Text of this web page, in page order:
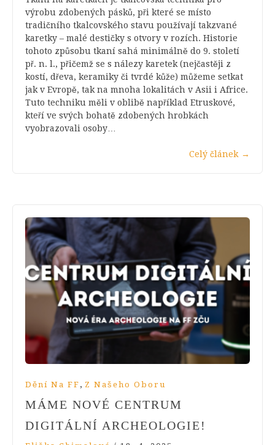
výrobu zdobených pásků, při které se místo
tradičního tkalcovského stavu používají takzvané
karetky – malé destičky s otvory v rozích. Historie
tohoto způsobu tkaní sahá minimálně do 9. století
př. n. l., přičemž se s nálezy karetek (nejčastěji z
kostí, dřeva, keramiky či tvrdé kůže) můžeme setkat
jak v Evropě, tak na mnoha lokalitách v Asii i Africe.
Tuto techniku měli v oblibě například Etruskové,
kteří ve svých bohatě zdobených hrobkách
vyobrazovali osoby…
Celý článek →
Dění Na FF , Z Našeho Oboru
MÁME NOVÉ CENTRUM
DIGITÁLNÍ ARCHEOLOGIE!